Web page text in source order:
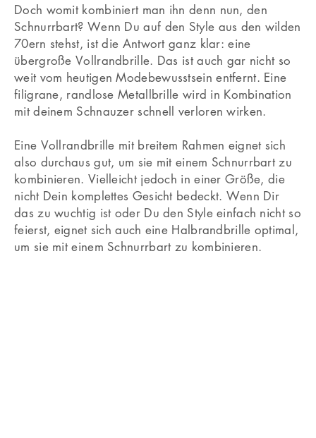
Doch womit kombiniert man ihn denn nun, den
Schnurrbart? Wenn Du auf den Style aus den wilden
70ern stehst, ist die Antwort ganz klar: eine
übergroße Vollrandbrille. Das ist auch gar nicht so
weit vom heutigen Modebewusstsein entfernt. Eine
filigrane, randlose Metallbrille wird in Kombination
mit deinem Schnauzer schnell verloren wirken.
Eine Vollrandbrille mit breitem Rahmen eignet sich
also durchaus gut, um sie mit einem Schnurrbart zu
kombinieren. Vielleicht jedoch in einer Größe, die
nicht Dein komplettes Gesicht bedeckt. Wenn Dir
das zu wuchtig ist oder Du den Style einfach nicht so
feierst, eignet sich auch eine Halbrandbrille optimal,
um sie mit einem Schnurrbart zu kombinieren.